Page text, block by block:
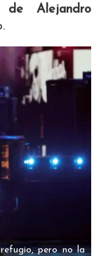
Alejandro
pero no la